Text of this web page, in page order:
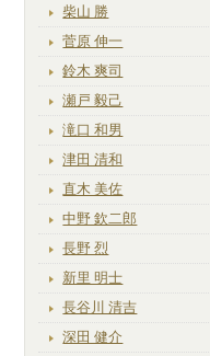
柴山 勝
菅原 伸一
鈴木 爽司
瀬戸 毅己
滝口 和男
津田 清和
直木 美佐
中野 欽二郎
長野 烈
新里 明士
長谷川 清吉
深田 健介